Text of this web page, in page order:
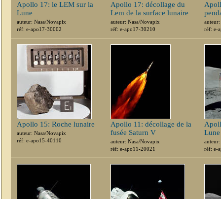
Apollo 17: le LEM sur la
Lune
auteur: Nasa/Novapix
réf: e-apo17-30002
Apollo 17: décollage du
Lem de la surface lunaire
auteur: Nasa/Novapix
réf: e-apo17-30210
réf: e-
Apollo 15: Roche lunaire
auteur: Nasa/Novapix
réf: e-apo15-40110
Apollo 11: décollage de la
fusée Saturn V
auteur: Nasa/Novapix
réf: e-apo11-20021
Lune
réf: e-